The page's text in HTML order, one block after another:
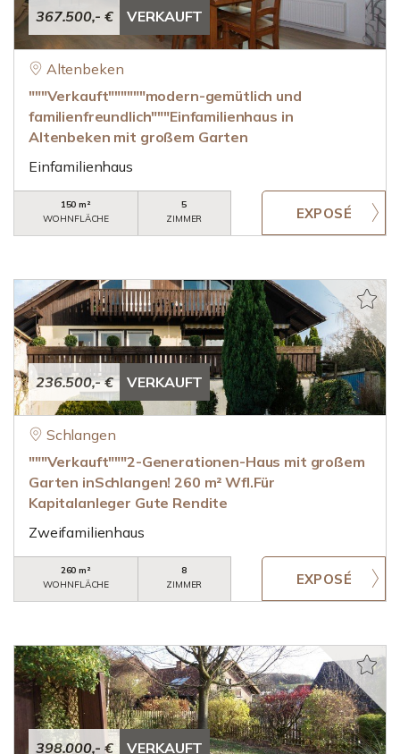
367.500,- € VERKAUFT
Altenbeken
"""Verkauft""""""modern-gemütlich und
familienfreundlich"""Einfamilienhaus in
Altenbeken mit großem Garten
Einfamilienhaus
150 m²
WOHNFLÄCHE
5
ZIMMER
236.500,- € VERKAUFT
Schlangen
"""Verkauft"""2-Generationen-Haus mit großem
Garten inSchlangen! 260 m² Wfl.Für
Kapitalanleger Gute Rendite
Zweifamilienhaus
260 m²
WOHNFLÄCHE
8
ZIMMER
398.000,- € VERKAUFT